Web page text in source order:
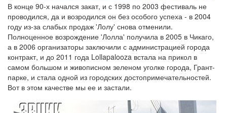
В конце 90-х начался закат, и с 1998 по 2003 фестиваль не
проводился, да и возродился он без особого успеха - в 2004
году из-за слабых продаж 'Лолу' снова отменили.
Полноценное возрождение 'Лолла' получила в 2005 в Чикаго,
а в 2006 организаторы заключили с администрацией города
контракт, и до 2011 года Lollapalooza встала на прикол в
самом большом и живописном зеленом уголке города, Грант-
парке, и стала одной из городских достопримечательностей.
Вот в этом качестве мы ее и застали.